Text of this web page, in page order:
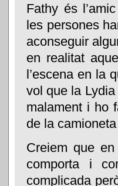
Fathy és
les persones
aconseguir
en realitat
l’escena en la
vol que la
malament i ho
de la
Creiem que
comporta i
complicada